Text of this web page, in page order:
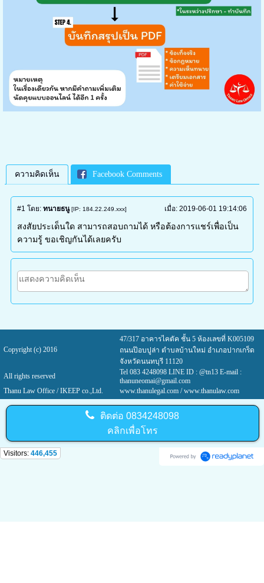
ความคิดเห็น Facebook Comments
#1 โดย: ทนายธนู [IP: 184.22.249.xxx] เมื่อ:2019-06-01 19:14:06
สงสัยประเด็นใด สามารถสอบถามได้ หรือต้องการแชร์เพื่อเป็น
ความรู้ ขอเชิญกันได้เลยครับ
Copyright (c) 2016
47/317 อาคารไคตัค ชั้น 5 ห้องเลขที่ K005109
ถนนป๊อบปูล่า ตำบลบ้านใหม่ อำเภอปากเกร็ด
จังหวัดนนทบุรี 11120
All rights reserved
Tel 083 4248098 LINE ID : @tn13 E-mail :
thanuneomai@gmail.com
Thanu Law Office / IKEEP co.,Ltd.
www.thanulegal.com / www.thanulaw.com
ติดต่อ0834248098
คลิกเพื่อโทร
Visitors: 446,455